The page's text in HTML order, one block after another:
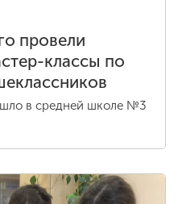
провели
классы по
в средней школе №3